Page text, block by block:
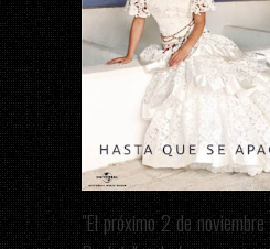
"El próximo 2 de